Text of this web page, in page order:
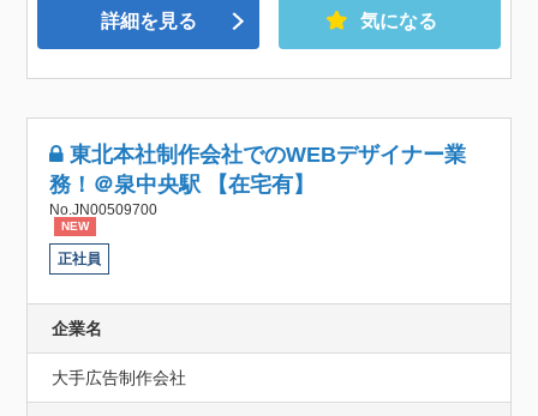
詳細を見る 気になる
東北本社制作会社でのWEBデザイナー業
務！＠泉中央駅 【在宅有】
No.JN00509700
NEW
正社員
企業名
大手広告制作会社